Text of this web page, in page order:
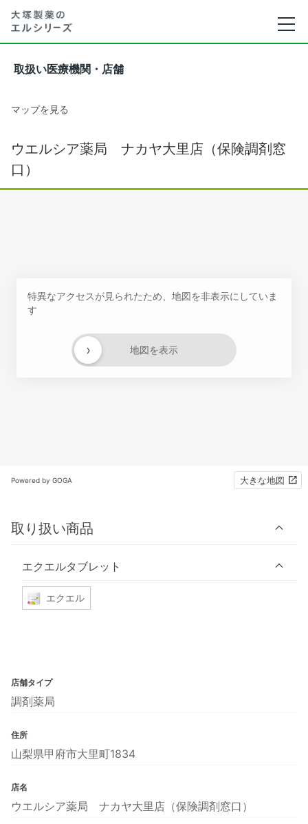
取扱い医療機関・店舗
マップを見る
ウエルシア薬局 ナカヤ大里店（保険調剤窓
口）
特異なアクセスが見られたため、地図を非表示にしていま
す
地図を表示
›
Powered by GOGA 大きな地図
取り扱い商品
エクエルタブレット
エクエル
店舗タイプ
調剤薬局
住所
山梨県甲府市大里町1834
店名
ウエルシア薬局 ナカヤ大里店（保険調剤窓口）